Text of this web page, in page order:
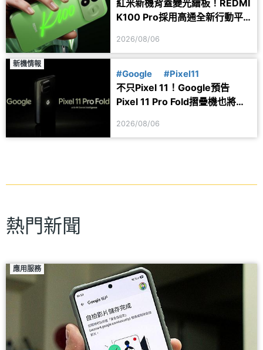
紅米新機背蓋變光繪板！REDMI
K100 Pro採用高通全新行動平
2026/08/06
新機情報
#Google #Pixel11
不只Pixel 11！Google預告
Pixel 11 Pro Fold摺疊機也將於
2026/08/06
熱門新聞
應用服務